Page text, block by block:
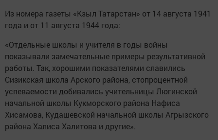
Из номера газеты «Кзыл Татарстан» от 14 августа 1941
года и от 11 августа 1944 года:
«Отдельные школы и учителя в годы войны
показывали замечательные примеры результативной
работы. Так, хорошими показателями славились
Сизикская школа Арского района, стопроцентной
успеваемости добивались учительницы Люгинской
начальной школы Кукморского района Нафиса
Хисамова, Кудашевской начальной школы Агрызского
района Халиса Халитова и другие».